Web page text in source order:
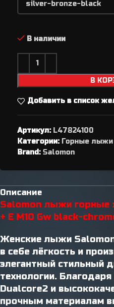
В наличии
В
Добавить в список
Артикул: L47824100
Категории: Горные лыжи
Brand: Salomon
Описание
Salomon лыжи горные
+ E M10 Gw black-
Женские лыжи
в себе лёгкость и
элегантный стильный
технологии.
Dualcore2 и
прочным материалам